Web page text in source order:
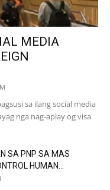
MEDIA
sa ilang social media
nga nag-aplay og visa
SA PNP SA MAS
HUMAN...